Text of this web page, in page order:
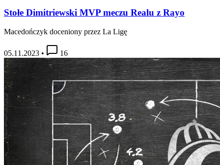
Stołe Dimitriewski MVP meczu Realu z Rayo
Macedończyk doceniony przez La Ligę
05.11.2023 • 16